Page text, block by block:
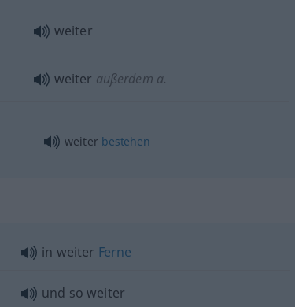
weiter
weiter außerdem a.
weiter bestehen
in weiter Ferne
und so weiter